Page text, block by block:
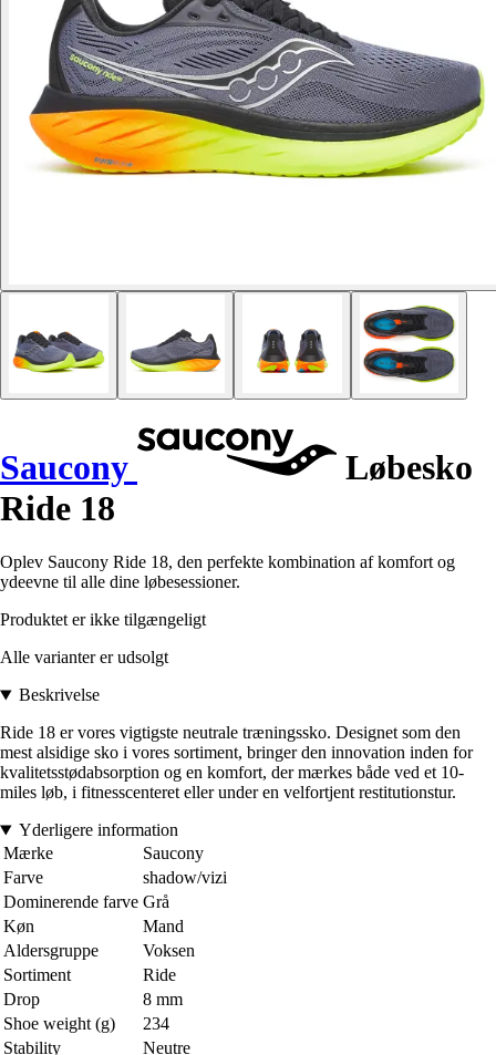
Saucony
Løbesko
Ride 18
Oplev Saucony Ride 18, den perfekte kombination af komfort og
ydeevne til alle dine løbesessioner.
Produktet er ikke tilgængeligt
Alle varianter er udsolgt
Beskrivelse
Ride 18 er vores vigtigste neutrale træningssko. Designet som den
mest alsidige sko i vores sortiment, bringer den innovation inden for
kvalitetsstødabsorption og en komfort, der mærkes både ved et 10-
miles løb, i fitnesscenteret eller under en velfortjent restitutionstur.
Yderligere information
Mærke
Saucony
Farve
shadow/vizi
Dominerende farve Grå
Køn
Mand
Aldersgruppe
Voksen
Sortiment
Ride
Drop
8 mm
Shoe weight (g)
234
Stability
Neutre